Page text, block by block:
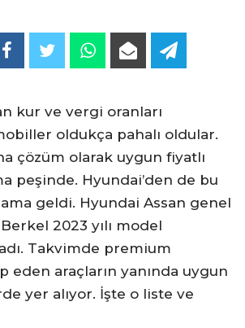
kur ve vergi oranları
oldukça pahalı oldular.
çözüm olarak uygun fiyatlı
peşinde. Hyundai’den de bu
geldi. Hyundai Assan genel
2023 yılı model
Takvimde premium
eden araçların yanında uygun
yer alıyor. İşte o liste ve